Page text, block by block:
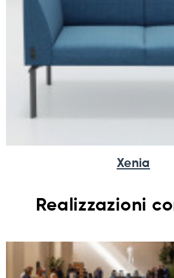
Xenia
Realizzazioni